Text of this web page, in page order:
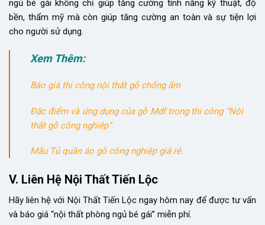
ngủ bé gái không chỉ giúp tăng cường tính năng kỹ thuật, độ
bền, thẩm mỹ mà còn giúp tăng cường an toàn và sự tiện lợi
cho người sử dụng.
Xem Thêm:
Báo giá thi công nội thất gỗ chống ẩm
Đặc điểm và ứng dụng của gỗ Mdf trong thi công “Nội
thất gỗ công nghiêp”
Mẫu Tủ quần áo gỗ công nghiệp giá rẻ.
V. Liên Hệ Nội Thất Tiến Lộc
Hãy liên hệ với Nội Thất Tiến Lộc ngay hôm nay để được tư vấn
và báo giá “nội thất phòng ngủ bé gái” miễn phí.